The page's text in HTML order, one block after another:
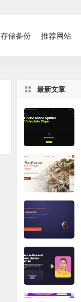
存储备份 推荐网站
最新文章